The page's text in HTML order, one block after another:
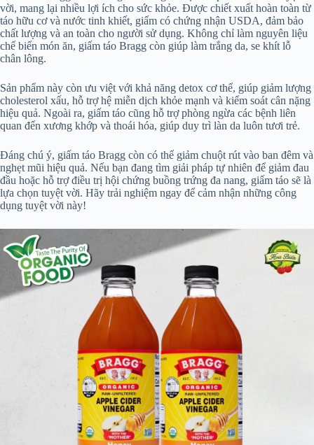
vời, mang lại nhiều lợi ích cho sức khỏe. Được chiết xuất hoàn toàn từ
táo hữu cơ và nước tinh khiết, giấm có chứng nhận USDA, đảm bảo
chất lượng và an toàn cho người sử dụng. Không chỉ làm nguyên liệu
chế biến món ăn, giấm táo Bragg còn giúp làm trắng da, se khít lỗ
chân lông.
Sản phẩm này còn ưu việt với khả năng detox cơ thể, giúp giảm lượng
cholesterol xấu, hỗ trợ hệ miễn dịch khỏe mạnh và kiểm soát cân nặng
hiệu quả. Ngoài ra, giấm táo cũng hỗ trợ phòng ngừa các bệnh liên
quan đến xương khớp và thoái hóa, giúp duy trì làn da luôn tươi trẻ.
Đáng chú ý, giấm táo Bragg còn có thể giảm chuột rút vào ban đêm và
nghẹt mũi hiệu quả. Nếu bạn đang tìm giải pháp tự nhiên để giảm đau
đầu hoặc hỗ trợ điều trị hội chứng buồng trứng đa nang, giấm táo sẽ là
lựa chọn tuyệt vời. Hãy trải nghiệm ngay để cảm nhận những công
dụng tuyệt vời này!